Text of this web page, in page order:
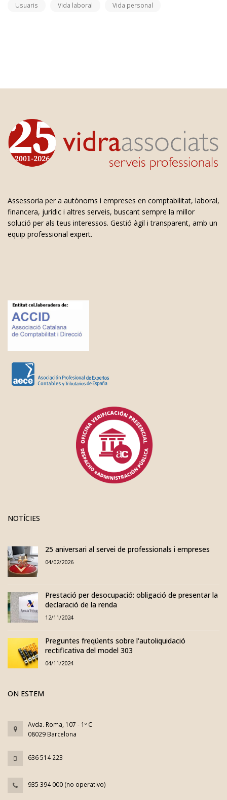
Usuaris Vida laboral Vida personal
Assessoria per a autònoms i empreses en comptabilitat, laboral,
financera, jurídic i altres serveis, buscant sempre la millor
solució per als teus interessos. Gestió àgil i transparent, amb un
equip professional expert.
NOTÍCIES
25 aniversari al servei de professionals i empreses
04/02/2026
Prestació per desocupació: obligació de presentar la
declaració de la renda
12/11/2024
Preguntes freqüents sobre l'autoliquidació
rectificativa del model 303
04/11/2024
ON ESTEM
Avda. Roma, 107 - 1º C
08029 Barcelona
636 514 223
935 394 000 (no operativo)